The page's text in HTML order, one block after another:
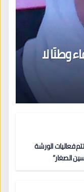
وطنًا لا
فعاليات الورشة
الصغار”